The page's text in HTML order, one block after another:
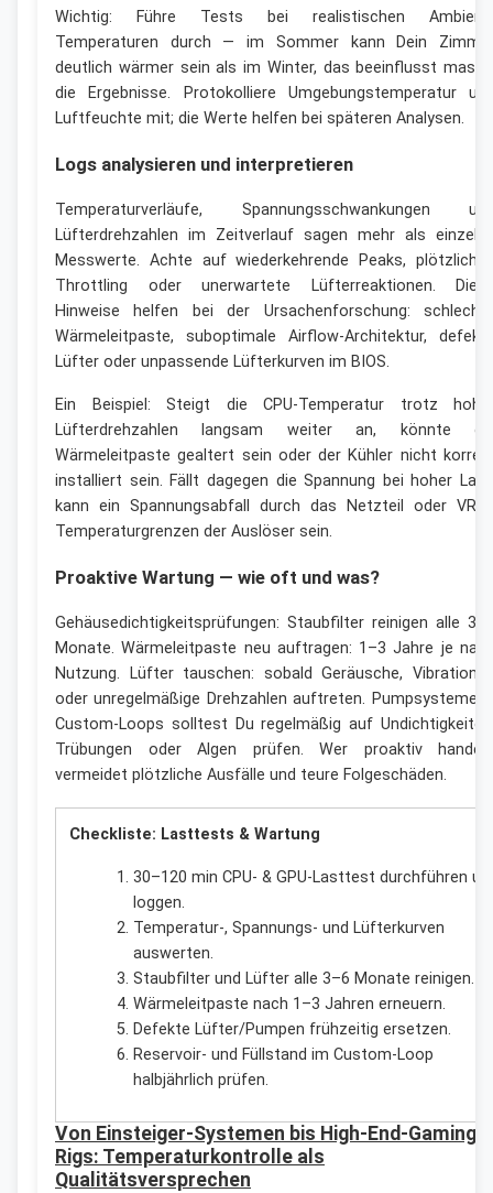
Wichtig: Führe Tests bei realistischen
Temperaturen durch — im Sommer kann Dein
deutlich wärmer sein als im Winter, das beeinflusst
die Ergebnisse. Protokolliere Umgebungstemperatur
Luftfeuchte mit; die Werte helfen bei späteren Analysen.
Logs analysieren und interpretieren
Temperaturverläufe, Spannungsschwankungen
Lüfterdrehzahlen im Zeitverlauf sagen mehr als
Messwerte. Achte auf wiederkehrende Peaks,
Throttling oder unerwartete Lüfterreaktionen.
Hinweise helfen bei der Ursachenforschung:
Wärmeleitpaste, suboptimale Airflow-Architektur,
Lüfter oder unpassende Lüfterkurven im BIOS.
Ein Beispiel: Steigt die CPU-Temperatur trotz
Lüfterdrehzahlen langsam weiter an, könnte
Wärmeleitpaste gealtert sein oder der Kühler nicht
installiert sein. Fällt dagegen die Spannung bei hoher
kann ein Spannungsabfall durch das Netzteil oder
Temperaturgrenzen der Auslöser sein.
Proaktive Wartung — wie oft und was?
Gehäusedichtigkeitsprüfungen: Staubfilter reinigen alle
Monate. Wärmeleitpaste neu auftragen: 1–3 Jahre je
Nutzung. Lüfter tauschen: sobald Geräusche,
oder unregelmäßige Drehzahlen auftreten. Pumpsysteme
Custom-Loops solltest Du regelmäßig auf
Trübungen oder Algen prüfen. Wer proaktiv
vermeidet plötzliche Ausfälle und teure Folgeschäden.
Checkliste: Lasttests & Wartung
30–120 min CPU- & GPU-Lasttest durchführen
loggen.
Temperatur-, Spannungs- und Lüfterkurven
auswerten.
Staubfilter und Lüfter alle 3–6 Monate reinigen.
Wärmeleitpaste nach 1–3 Jahren erneuern.
Defekte Lüfter/Pumpen frühzeitig ersetzen.
Reservoir- und Füllstand im Custom-Loop
halbjährlich prüfen.
Von Einsteiger-Systemen bis High-End-Gaming-
Rigs: Temperaturkontrolle als
Qualitätsversprechen